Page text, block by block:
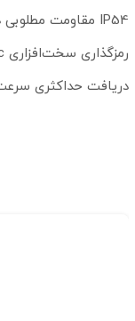
دریافت حداکثری